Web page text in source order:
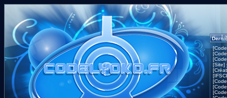
[Site]